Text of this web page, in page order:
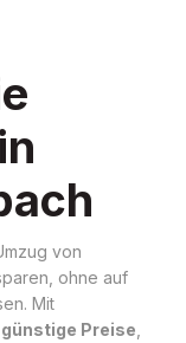
von
ohne auf
Mit
günstige Preise